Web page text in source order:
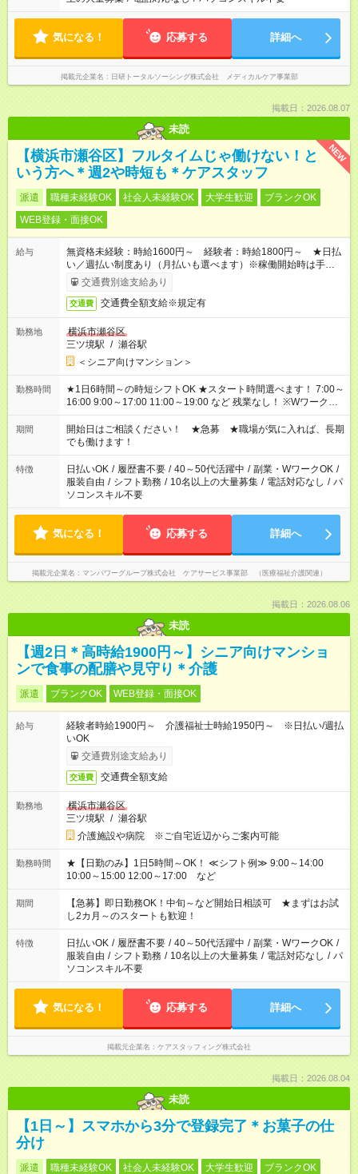
気になる！ 応募する 詳細へ
掲載元企業名 日研トータルソーシング株式会社 メディカルケア事業部
掲載日：2026.08.07
未読
NEW
【横浜市瀬谷区】フルタイムじゃ働けない！と
いう方へ＊週2や時短も＊ケアスタッフ
派遣 職種未経験OK 社会人未経験OK 大学生歓迎
ブランクOK
WEB登録・面接OK
給与
無資格未経験：時給1600円～ 経験者：時給1800円～ ★日払
い／週払い制度あり（月払いも選べます）※稼働開始時は手続き
完了次第のお支払いとなります。
交通費別途支給あり
交通費 交通費全額支給※規定有
勤務地
横浜市瀬谷区
三ツ境駅 / 瀬谷駅
＜シニア向けマンション＞
勤務時間
★1日6時間～の時短シフトOK ★スタート時間選べます！ 7:00～
16:00 9:00～17:00 11:00～19:00 など 残業なし！ ※Wワークの
場合、他のお仕事と合わせ週40時間超の就業はご案内できませ
ん ※法令に基づき、週20時間以上勤務は社会保険への加入対象
となります ※労働者派遣法（日雇い派遣の原則禁止）により、
短時間・短期間の就業はご案内が難しい場合があります
期間
開始日はご相談ください！ ★急募 ★職場が気に入れば、長期
でも働けます！
特徴 日払いOK / 履歴書不要 / 40～50代活躍中 / 副業・WワークOK /
服装自由 / シフト勤務 / 10名以上の大量募集 / 電話対応なし / パ
ソコンスキル不要
気になる！ 応募する 詳細へ
掲載元企業名 マンパワーグループ株式会社 ケアサービス事業部 （医療福祉介護関連）
掲載日：2026.08.06
未読
【週2日＊高時給1900円～】シニア向けマンショ
ンで食事の配膳や見守り＊介護
派遣 ブランクOK WEB登録・面接OK
給与
経験者時給1900円～ 介護福祉士時給1950円～ ※日払い/週払
いOK
交通費別途支給あり
交通費 交通費全額支給
勤務地
横浜市瀬谷区
三ツ境駅 / 瀬谷駅
介護施設や病院 ※ご自宅近辺からご案内可能
勤務時間
★【日勤のみ】1日5時間～OK！ ≪シフト例≫ 9:00～14:00
10:00～15:00 12:00～17:00 など
期間
【急募】即日勤務OK！中旬～など開始日相談可 ★まずはお試
し2カ月～のスタートも歓迎！
特徴 日払いOK / 履歴書不要 / 40～50代活躍中 / 副業・WワークOK /
服装自由 / シフト勤務 / 10名以上の大量募集 / 電話対応なし / パ
ソコンスキル不要
気になる！ 応募する 詳細へ
掲載元企業名 ケアスタッフィング株式会社
掲載日：2026.08.04
未読
【1日～】スマホから3分で登録完了＊お菓子の仕
分け
派遣 職種未経験OK 社会人未経験OK 大学生歓迎
ブランクOK